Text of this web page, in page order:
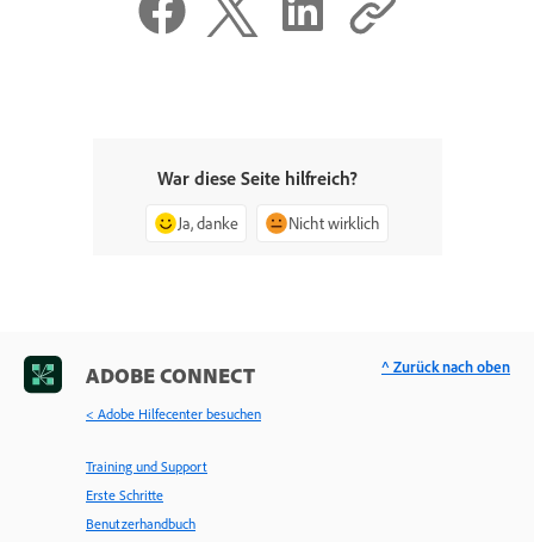
War diese Seite hilfreich?
Ja, danke Nicht wirklich
ADOBE CONNECT
< Adobe Hilfecenter besuchen
Training und Support
Erste Schritte
Benutzerhandbuch
^ Zurück nach oben